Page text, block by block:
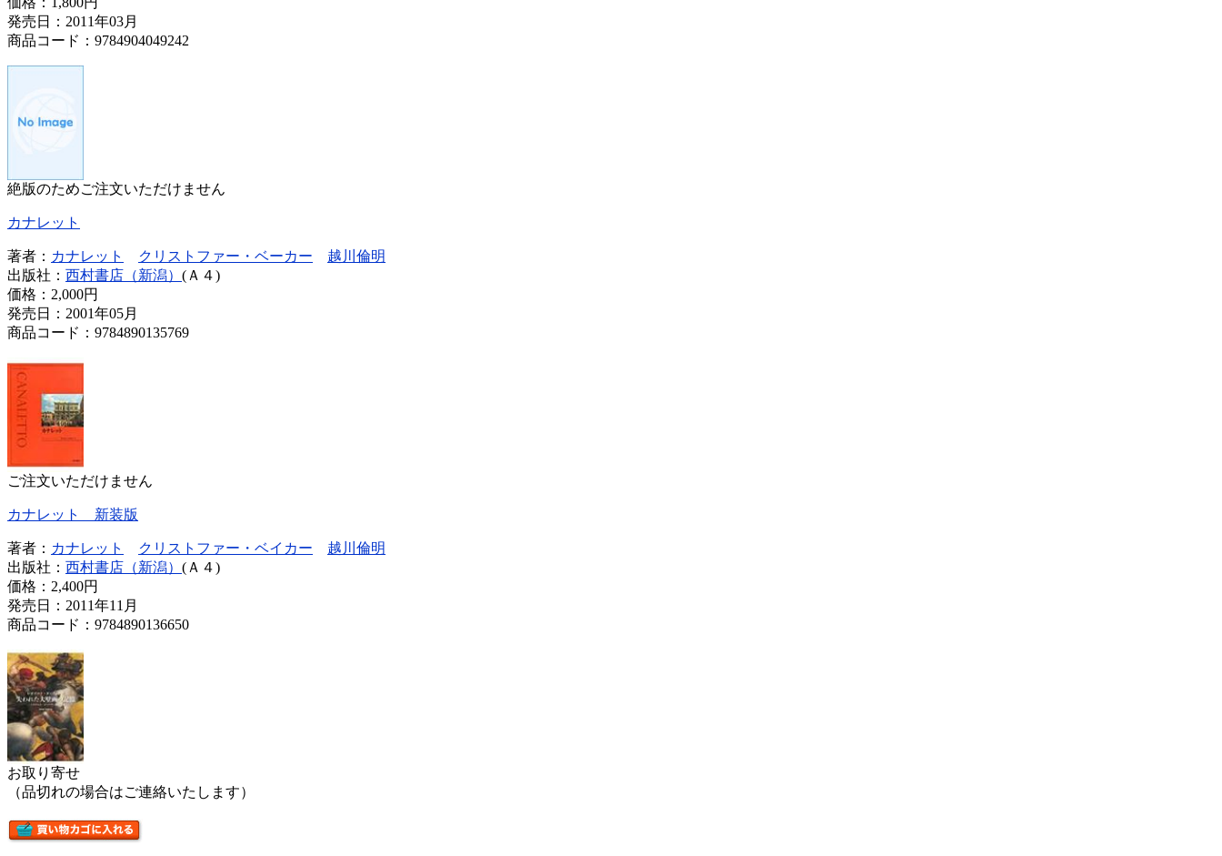
発売日：2011年03月
商品コード：9784904049242
絶版のためご注文いただけません
カナレット
著者： カナレット クリストファー・ベーカー
越川倫明
出版社： 西村書店（新潟） (Ａ４)
価格： 2,000円
発売日：2001年05月
商品コード：9784890135769
ご注文いただけません
カナレット 新装版
著者： カナレット クリストファー・ベイカー
越川倫明
出版社： 西村書店（新潟） (Ａ４)
価格： 2,400円
発売日：2011年11月
商品コード：9784890136650
お取り寄せ
（品切れの場合はご連絡いたします）